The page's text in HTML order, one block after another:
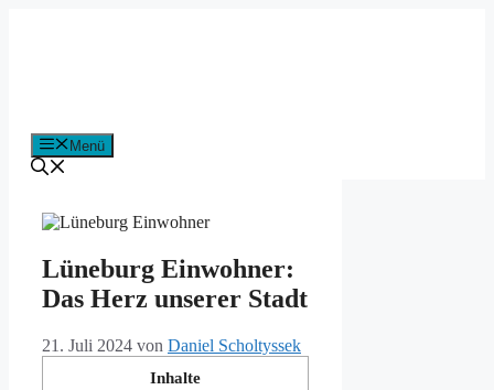
Menü
Lüneburg Einwohner:
Das Herz unserer Stadt
21. Juli 2024 von Daniel Scholtyssek
Inhalte